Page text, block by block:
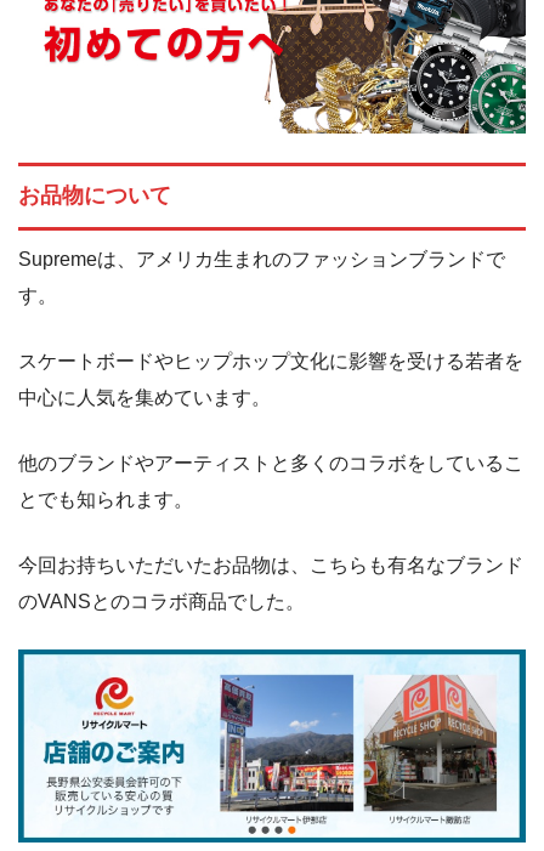
お品物について
Supremeは、アメリカ生まれのファッションブランドで
す。
スケートボードやヒップホップ文化に影響を受ける若者を
中心に人気を集めています。
他のブランドやアーティストと多くのコラボをしているこ
とでも知られます。
今回お持ちいただいたお品物は、こちらも有名なブランド
のVANSとのコラボ商品でした。